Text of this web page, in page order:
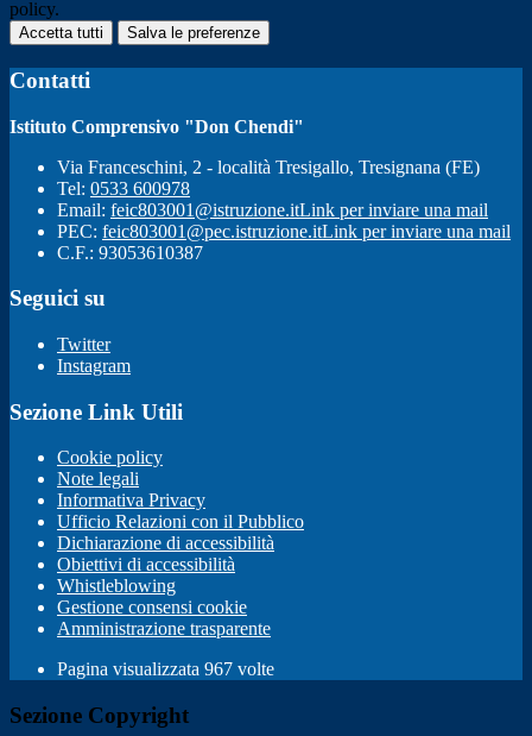
policy.
Accetta tutti Salva le preferenze
Contatti
Istituto Comprensivo "Don Chendi"
Via Franceschini, 2 - località Tresigallo, Tresignana (FE)
Tel: 0533 600978
Email: feic803001@istruzione.itLink per inviare una mail
PEC: feic803001@pec.istruzione.itLink per inviare una mail
C.F.: 93053610387
Seguici su
Twitter
Instagram
Sezione Link Utili
Cookie policy
Note legali
Informativa Privacy
Ufficio Relazioni con il Pubblico
Dichiarazione di accessibilità
Obiettivi di accessibilità
Whistleblowing
Gestione consensi cookie
Amministrazione trasparente
Pagina visualizzata 967 volte
Sezione Copyright